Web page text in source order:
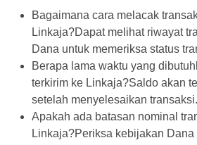
Bagaimana cara melacak
Linkaja?Dapat melihat riwayat
Dana untuk memeriksa status
Berapa lama waktu yang
terkirim ke Linkaja?Saldo akan
setelah menyelesaikan transaksi.
Apakah ada batasan nominal
Linkaja?Periksa kebijakan